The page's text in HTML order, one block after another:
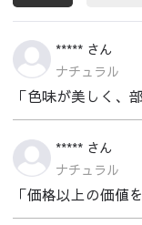
***** さん
ナチュラル
「色味が美しく、
***** さん
ナチュラル
「価格以上の価値